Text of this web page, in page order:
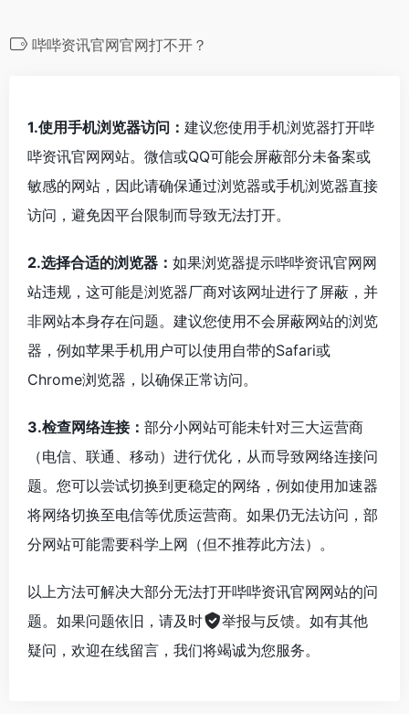
哔哔资讯官网官网打不开？
1.使用手机浏览器访问： 建议您使用手机浏览器打开哔
哔资讯官网网站。微信或QQ可能会屏蔽部分未备案或
敏感的网站，因此请确保通过浏览器或手机浏览器直接
访问，避免因平台限制而导致无法打开。
2.选择合适的浏览器： 如果浏览器提示哔哔资讯官网网
站违规，这可能是浏览器厂商对该网址进行了屏蔽，并
非网站本身存在问题。建议您使用不会屏蔽网站的浏览
器，例如苹果手机用户可以使用自带的Safari或
Chrome浏览器，以确保正常访问。
3.检查网络连接： 部分小网站可能未针对三大运营商
（电信、联通、移动）进行优化，从而导致网络连接问
题。您可以尝试切换到更稳定的网络，例如使用加速器
将网络切换至电信等优质运营商。如果仍无法访问，部
分网站可能需要科学上网（但不推荐此方法）。
以上方法可解决大部分无法打开哔哔资讯官网网站的问
题。如果问题依旧，请及时
举报与反馈。如有其他
疑问，欢迎在线留言，我们将竭诚为您服务。